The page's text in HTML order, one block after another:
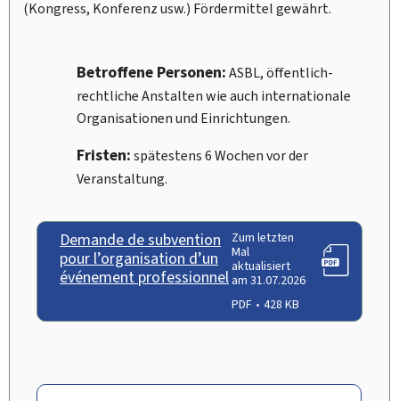
(Kongress, Konferenz usw.) Fördermittel gewährt.
Betroffene Personen:ASBL, öffentlich-
rechtliche Anstalten wie auch internationale
Organisationen und Einrichtungen.
Fristen:spätestens 6 Wochen vor der
Veranstaltung.
Demande de subvention
pour l’organisation d’un
événement professionnel
Zum letzten
Mal
aktualisiert
am 31.07.2026
PDF
428 KB